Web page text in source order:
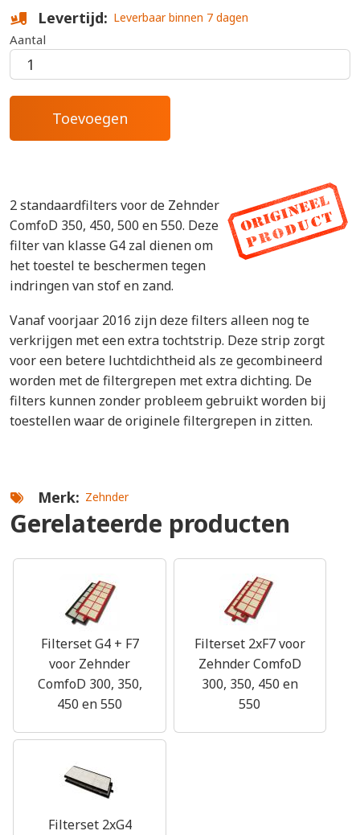
Levertijd Leverbaar binnen 7 dagen
Aantal
2 standaardfilters voor de Zehnder
ComfoD 350, 450, 500 en 550. Deze
filter van klasse G4 zal dienen om
het toestel te beschermen tegen
indringen van stof en zand.
Vanaf voorjaar 2016 zijn deze filters alleen nog te
verkrijgen met een extra tochtstrip. Deze strip zorgt
voor een betere luchtdichtheid als ze gecombineerd
worden met de filtergrepen met extra dichting. De
filters kunnen zonder probleem gebruikt worden bij
toestellen waar de originele filtergrepen in zitten.
Merk Zehnder
Gerelateerde producten
Filterset G4 + F7
voor Zehnder
ComfoD 300, 350,
450 en 550
Filterset 2xF7 voor
Zehnder ComfoD
300, 350, 450 en
550
Filterset 2xG4